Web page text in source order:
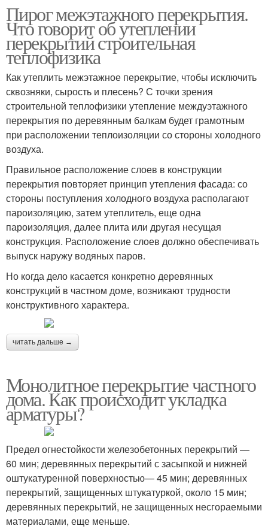
Пирог межэтажного перекрытия.
Что говорит об утеплении
перекрытий строительная
теплофизика
Как утеплить межэтажное перекрытие, чтобы исключить
сквозняки, сырость и плесень? С точки зрения
строительной теплофизики утепление междуэтажного
перекрытия по деревянным балкам будет грамотным
при расположении теплоизоляции со стороны холодного
воздуха.
Правильное расположение слоев в конструкции
перекрытия повторяет принцип утепления фасада: со
стороны поступления холодного воздуха располагают
пароизоляцию, затем утеплитель, еще одна
пароизоляция, далее плита или другая несущая
конструкция. Расположение слоев должно обеспечивать
выпуск наружу водяных паров.
Но когда дело касается конкретно деревянных
конструкций в частном доме, возникают трудности
конструктивного характера.
читать дальше →
Монолитное перекрытие частного
дома. Как происходит укладка
арматуры?
Предел огнестойкости железобетонных перекрытий‭ ‬—
60‭ ‬мин‭; ‬деревянных перекрытий с засыпкой и нижней
оштукатуренной поверхностью‭—‬ 45‭ ‬мин‭; ‬деревянных
перекрытий,‭ ‬защищенных штукатуркой,‭ ‬около‭ ‬15‭ ‬мин‭;
‬деревянных перекрытий,‭ ‬не защищенных несгораемыми
материалами,‭ ‬еще меньше.‭